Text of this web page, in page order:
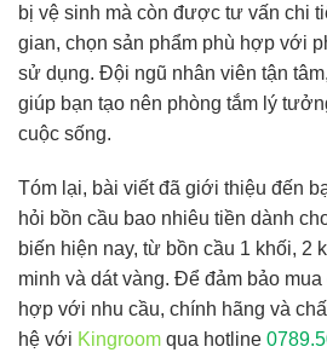
bị vệ sinh mà còn được tư vấn chi
gian, chọn sản phẩm phù hợp với
sử dụng. Đội ngũ nhân viên tận
giúp bạn tạo nên phòng tắm lý
cuộc sống.
Tóm lại, bài viết đã giới thiệu đến
hỏi bồn cầu bao nhiêu tiền dành
biến hiện nay, từ bồn cầu 1 khối, 2
minh và dát vàng. Để đảm bảo
hợp với nhu cầu, chính hãng và
hệ với Kingroom qua hotline